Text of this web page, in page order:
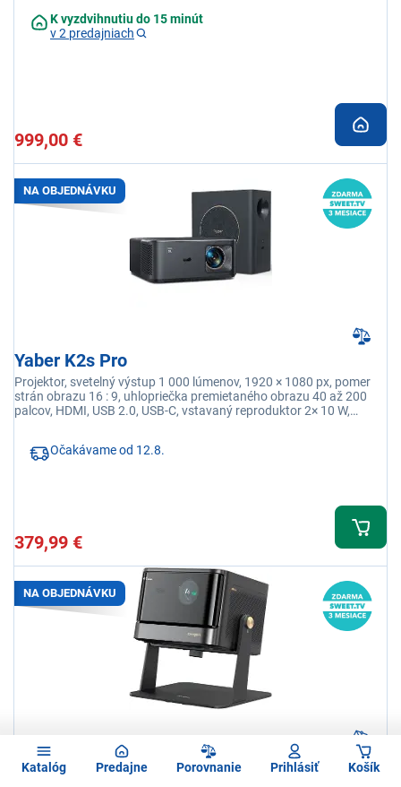
Katalóg Predajne Porovnanie Prihlásiť Košík
K vyzdvihnutiu do 15 minút
v 2 predajniach
999,00 €
NA OBJEDNÁVKU
Yaber K2s Pro
Projektor, svetelný výstup 1 000 lúmenov, 1920 × 1080 px, pomer
strán obrazu 16 : 9, uhlopriečka premietaného obrazu 40 až 200
palcov, HDMI, USB 2.0, USB-C, vstavaný reproduktor 2× 10 W,
Očakávame od 12.8.
379,99 €
NA OBJEDNÁVKU
Dangbei MARS PRO 2 + držiak